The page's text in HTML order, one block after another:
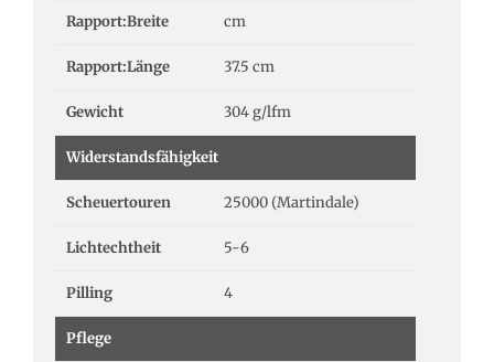
Rapport:Breite cm
Rapport:Länge 37.5 cm
Gewicht 304 g/lfm
Widerstandsfähigkeit
Scheuertouren 25000 (Martindale)
Lichtechtheit 5-6
Pilling 4
Pflege